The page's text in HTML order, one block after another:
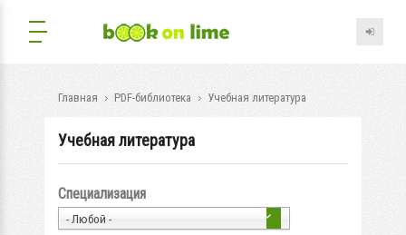
Главная PDF-библиотека Учебная литература
Учебная литература
Специализация
- Любой -